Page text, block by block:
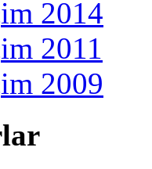
2014
2011
2009